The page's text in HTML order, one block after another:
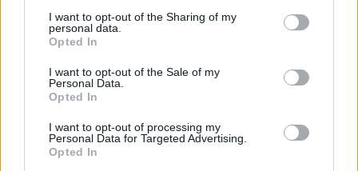
I want to opt-out of the Sharing of my
personal data.
Opted In
I want to opt-out of the Sale of my
Personal Data.
Opted In
I want to opt-out of processing my
Personal Data for Targeted Advertising.
Opted In
treinador do SC Régua
TT Douro Aventura com 240
participantes
Últimas notícias